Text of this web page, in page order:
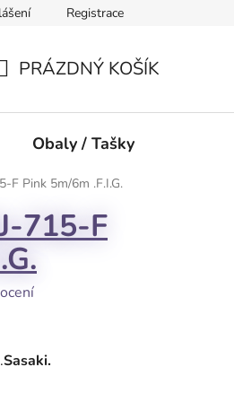
Registrace
PRÁZDNÝ KOŠÍK
Obaly / Tašky
F Pink 5m/6m .F.I.G.
715-F
Sasaki.